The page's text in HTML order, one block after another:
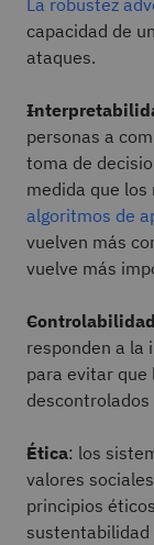
La robustez
capacidad de
ataques.
personas a
toma de
medida que
algoritmos de
vuelven más
vuelve más
Controlabilidad
responden a la
para evitar que
Ética: los
valores
principios
sustentabilidad